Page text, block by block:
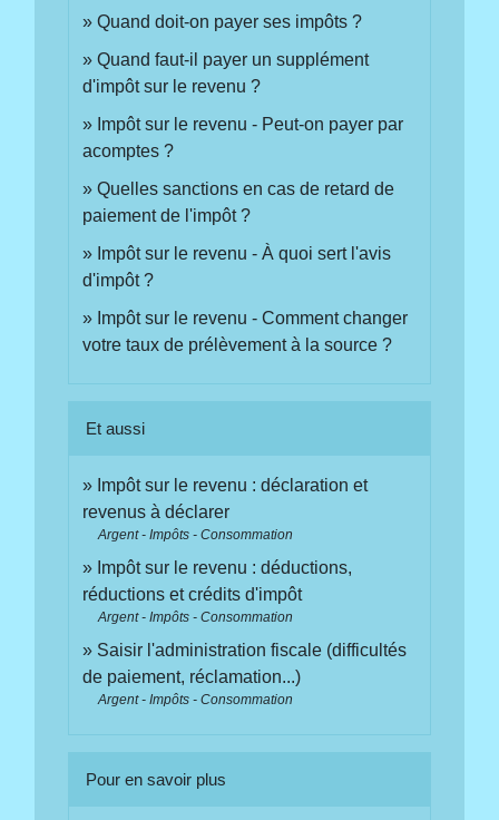
Quand doit-on payer ses impôts ?
Quand faut-il payer un supplément
d'impôt sur le revenu ?
Impôt sur le revenu - Peut-on payer par
acomptes ?
Quelles sanctions en cas de retard de
paiement de l'impôt ?
Impôt sur le revenu - À quoi sert l'avis
d'impôt ?
Impôt sur le revenu - Comment changer
votre taux de prélèvement à la source ?
Et aussi
Impôt sur le revenu : déclaration et
revenus à déclarer
Argent - Impôts - Consommation
Impôt sur le revenu : déductions,
réductions et crédits d'impôt
Argent - Impôts - Consommation
Saisir l'administration fiscale (difficultés
de paiement, réclamation...)
Argent - Impôts - Consommation
Pour en savoir plus